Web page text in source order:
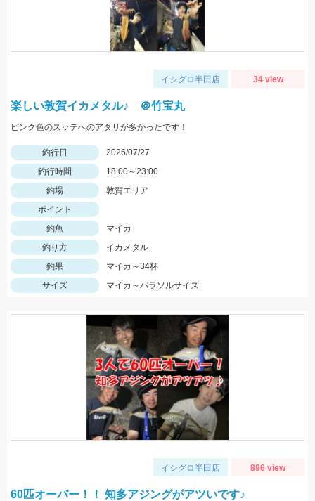
イシグロ半田店 34 view
楽しい敦賀イカメタル♪ ＠竹宝丸
ピンク色のスッテへのアタリが多かったです！
釣行日
2026/07/27
釣行時間
18:00～23:00
釣場
敦賀エリア
ポイント
釣魚
マイカ
釣り方
イカメタル
釣果
マイカ～34杯
サイズ
マイカ～パラソルサイズ
イシグロ半田店 896 view
60匹オーバー！！ 知多アジングがアツいです♪